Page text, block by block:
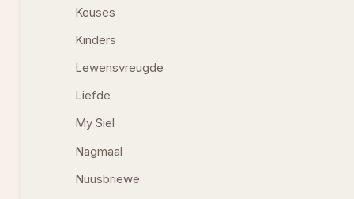
Keuses
Kinders
Lewensvreugde
Liefde
My Siel
Nagmaal
Nuusbriewe